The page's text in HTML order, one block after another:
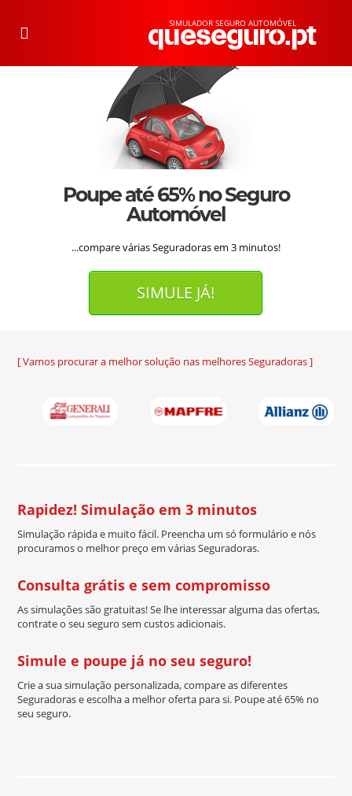
SIMULADOR SEGURO AUTOMÓVEL
T
o
l
Poupe até 65% no Seguro
Automóvel
...compare várias Seguradoras em 3 minutos!
SIMULE JÁ!
[ Vamos procurar a melhor solução nas melhores Seguradoras ]
Rapidez! Simulação em 3 minutos
Simulação rápida e muito fácil. Preencha um só formulário e nós
procuramos o melhor preço em várias Seguradoras.
Consulta grátis e sem compromisso
As simulações são gratuitas! Se lhe interessar alguma das ofertas,
contrate o seu seguro sem custos adicionais.
Simule e poupe já no seu seguro!
Crie a sua simulação personalizada, compare as diferentes
Seguradoras e escolha a melhor oferta para si. Poupe até 65% no
seu seguro.